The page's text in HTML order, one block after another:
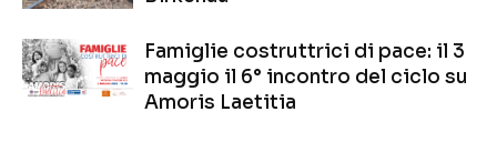
Famiglie costruttrici di pace: il 3
maggio il 6° incontro del ciclo su
Amoris Laetitia